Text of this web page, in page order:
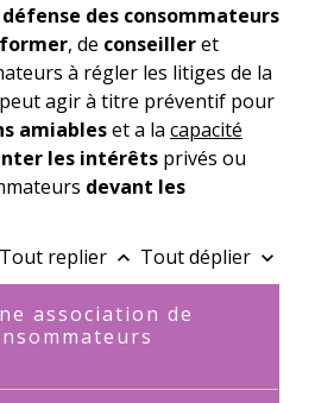
des consommateurs
, de conseilleret
à régler les litiges de la
peut agir à titre préventif pour
amiableset a la capacité
les intérêts privés ou
devant les
Tout replier keyboard_arrow_up Tout déplier keyboard_arrow_down
association de